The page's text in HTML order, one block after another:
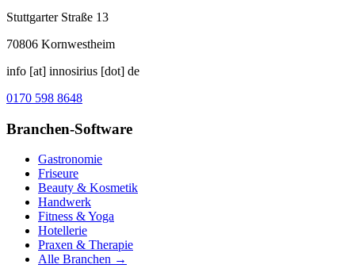
Stuttgarter Straße 13
70806 Kornwestheim
info [at] innosirius [dot] de
0170 598 8648
Branchen-Software
Gastronomie
Friseure
Beauty & Kosmetik
Handwerk
Fitness & Yoga
Hotellerie
Praxen & Therapie
Alle Branchen →